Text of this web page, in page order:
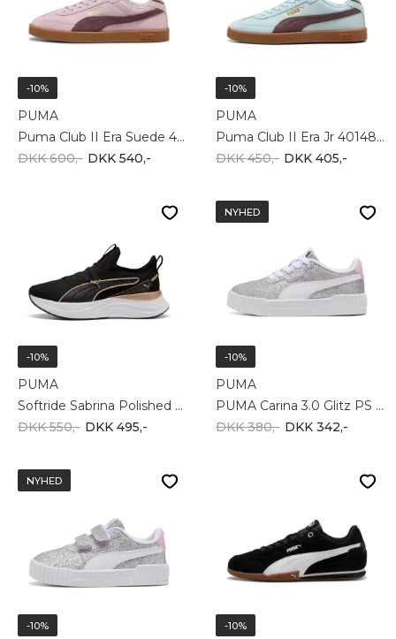
-10%
PUMA
Puma Club II Era Suede 400717-36
DKK 600,- DKK 540,-
-10%
PUMA
Puma Club II Era Jr 401489-30
DKK 450,- DKK 405,-
-10%
PUMA
Softride Sabrina Polished Chrome Wns 313719-01
DKK 550,- DKK 495,-
-10%
NYHED
PUMA
PUMA Carina 3.0 Glitz PS 408376-01
DKK 380,- DKK 342,-
-10%
NYHED
-10%